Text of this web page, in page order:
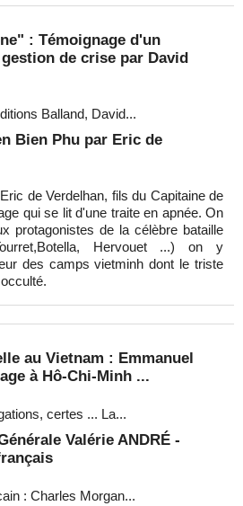
: Témoignage d'un
de crise par David
Balland, David...
Bien Phu par Eric de
de Verdelhan, fils du Capitaine de
qui se lit d'une traite en apnée. On
protagonistes de la célèbre bataille
Hervouet ...) on y
des camps vietminh dont le triste
au Vietnam : Emmanuel
à Hô-Chi-Minh ...
certes ... La...
Valérie ANDRÉ -
: Charles Morgan...